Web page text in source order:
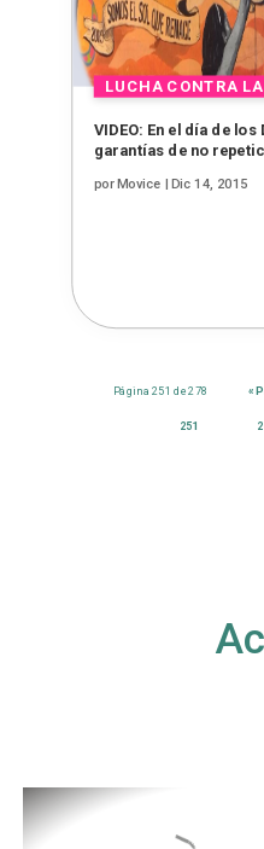
VIDEO: En el día de
garantías de no
porMovice | Dic 14, 2015
Página 251 de 278 «
251